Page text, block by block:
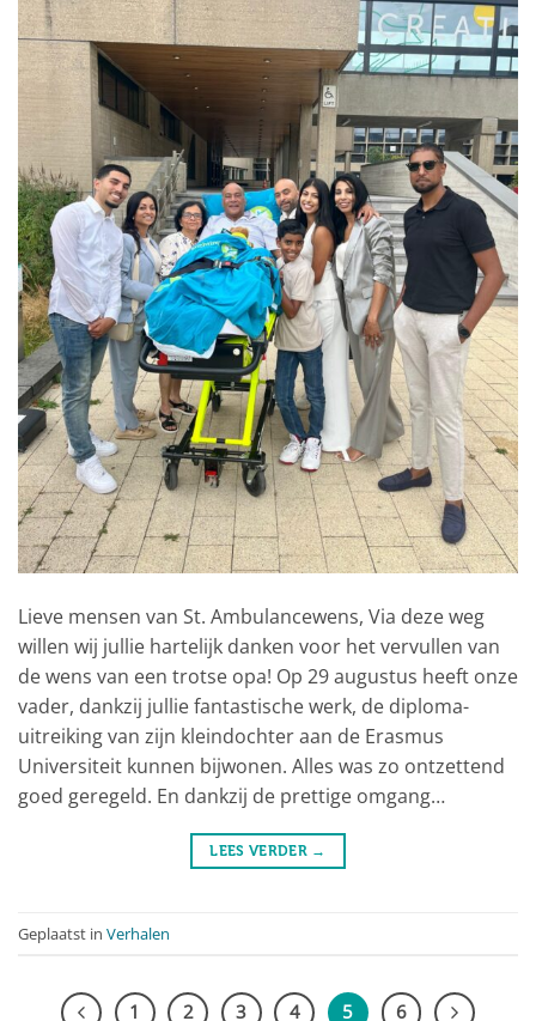
Lieve mensen van St. Ambulancewens, Via deze weg
willen wij jullie hartelijk danken voor het vervullen van
de wens van een trotse opa! Op 29 augustus heeft onze
vader, dankzij jullie fantastische werk, de diploma-
uitreiking van zijn kleindochter aan de Erasmus
Universiteit kunnen bijwonen. Alles was zo ontzettend
goed geregeld. En dankzij de prettige omgang…
LEES VERDER →
Geplaatst in Verhalen
1 2 3 4 5 6